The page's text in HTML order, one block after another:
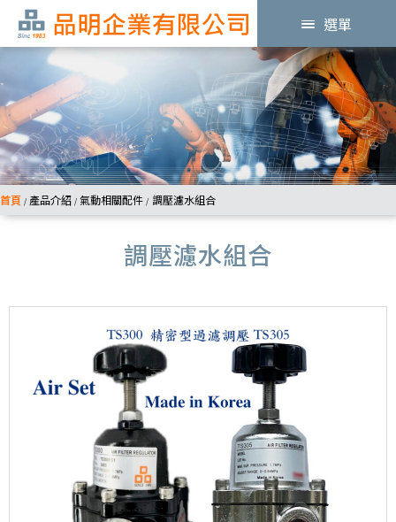
選單
首頁 / 產品介紹 / 氣動相關配件 / 調壓濾水組合
調壓濾水組合